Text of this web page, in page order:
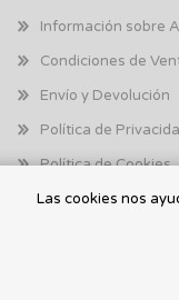
Información sobre
Condiciones de
Envío y Devolución
Política de
Política de Cookies
Las cookies nos